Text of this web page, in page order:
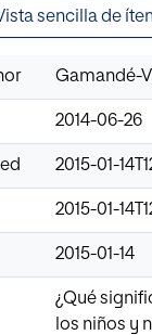
sencilla de
Gamandé-
2014-06-26
2015-01-
2015-01-
2015-01-14
¿Qué
los niños y